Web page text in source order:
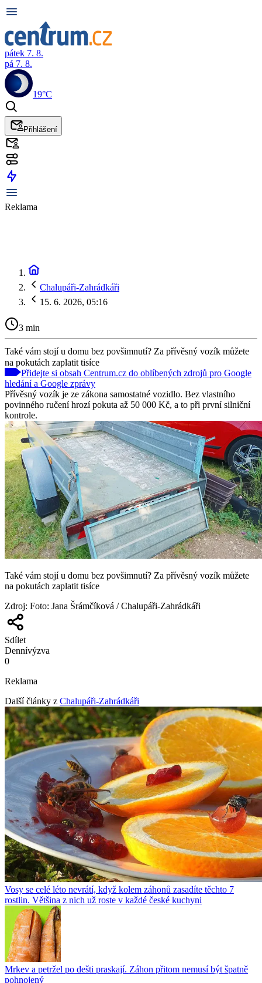
pátek 7. 8.
pá 7. 8.
19°C
Přihlášení
Reklama
Chalupáři-Zahrádkáři
15. 6. 2026, 05:16
3 min
Také vám stojí u domu bez povšimnutí? Za přívěsný vozík můžete
na pokutách zaplatit tisíce
Přidejte si obsah Centrum.cz do oblíbených zdrojů pro Google
hledání a Google zprávy
Přívěsný vozík je ze zákona samostatné vozidlo. Bez vlastního
povinného ručení hrozí pokuta až 50 000 Kč, a to při první silniční
kontrole.
Také vám stojí u domu bez povšimnutí? Za přívěsný vozík můžete
na pokutách zaplatit tisíce
Zdroj: Foto: Jana Šrámčíková / Chalupáři-Zahrádkáři
Sdílet
Dennívýzva
0
Reklama
Další články z Chalupáři-Zahrádkáři
Vosy se celé léto nevrátí, když kolem záhonů zasadíte těchto 7
rostlin. Většina z nich už roste v každé české kuchyni
Mrkev a petržel po dešti praskají. Záhon přitom nemusí být špatně
pohnojený